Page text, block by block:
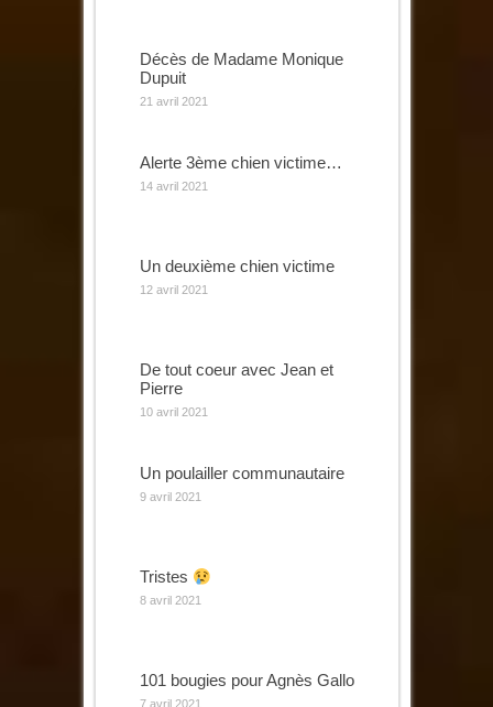
Décès de Madame Monique
Dupuit
21 avril 2021
Alerte 3ème chien victime…
14 avril 2021
Un deuxième chien victime
12 avril 2021
De tout coeur avec Jean et
Pierre
10 avril 2021
Un poulailler communautaire
9 avril 2021
Tristes
8 avril 2021
101 bougies pour Agnès Gallo
7 avril 2021